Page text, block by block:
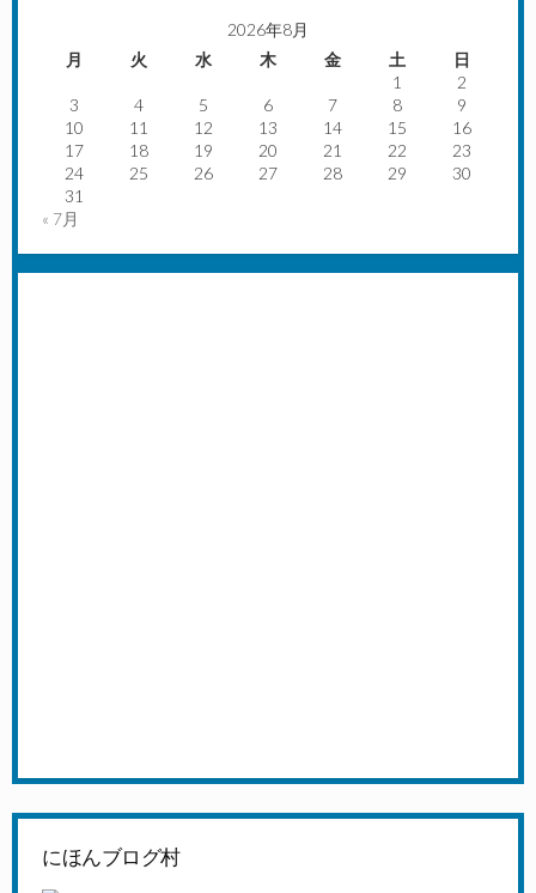
2026年8月
月
火 水 木 金 土
日
1
2
3
4 5 6 7 8
9
10
11 12 13 14 15
16
17
18 19 20 21 22
23
24
25 26 27 28 29
30
31
« 7月
にほんブログ村